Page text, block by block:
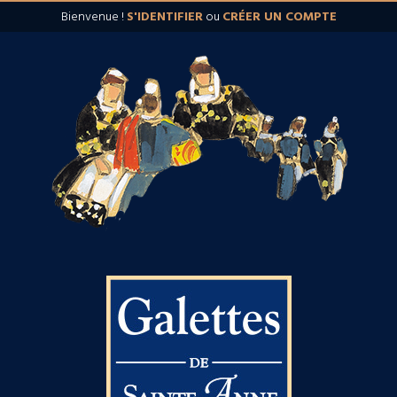
Bienvenue !S'IDENTIFIERou CRÉER UN COMPTE